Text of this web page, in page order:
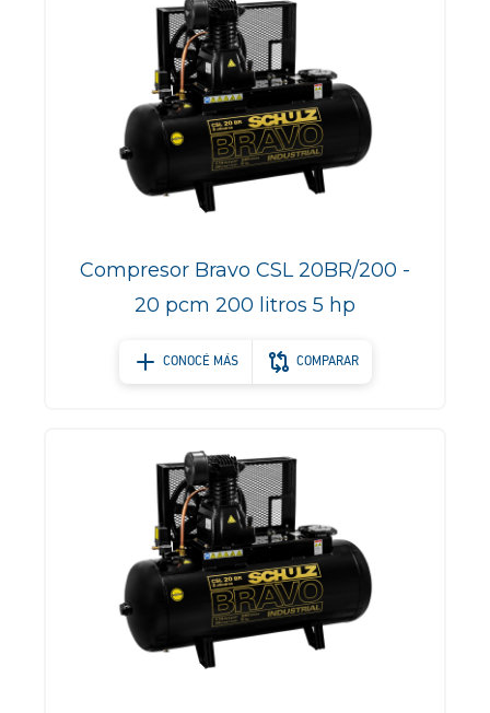
Compresor Bravo CSL 20BR/200 -
20 pcm 200 litros 5 hp
CONOCÉ MÁS COMPARAR